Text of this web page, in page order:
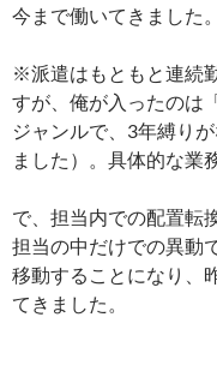
今まで働いてきました。
※派遣はもともと連続
すが、俺が入ったのは
ジャンルで、3年縛り
ました）。具体的な業
で、担当内での配置転
担当の中だけでの異動
移動することになり、
てきました。